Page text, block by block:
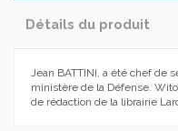
Détails du produit
Jean BATTINI, a été chef de
ministère de la Défense.
de rédaction de la librairie